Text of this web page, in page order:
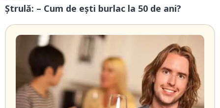
Ștrulă: – Cum de ești burlac la 50 de ani?